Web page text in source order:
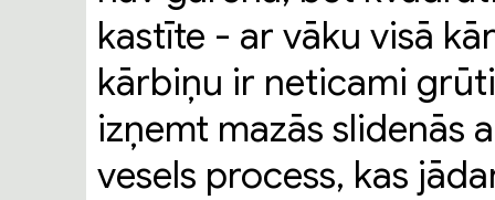
kastīte - ar vāku visā
kārbiņu ir neticami
izņemt mazās slidenās
vesels process, kas